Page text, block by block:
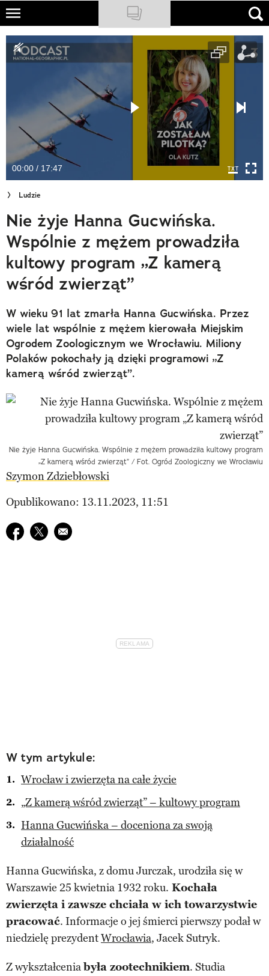
Skip
main
content
NATIONAL GEOGRAPHIC
TRAVELER
Sklep
Newsletter
Cuda Polski
Wielki Konkurs Fotograficzny
Trendbook Podróżniczy
Polecane
00:00 / 17:47
Ludzie
Nie żyje Hanna Gucwińska.
Wspólnie z mężem prowadziła
kultowy program „Z kamerą
wśród zwierząt”
W wieku 91 lat zmarła Hanna Gucwińska. Przez
wiele lat wspólnie z mężem kierowała Miejskim
Ogrodem Zoologicznym we Wrocławiu. Miliony
Polaków pokochały ją dzięki programowi „Z
kamerą wśród zwierząt”.
Nie żyje Hanna Gucwińska. Wspólnie z mężem prowadziła kultowy program
„Z kamerą wśród zwierząt” / Fot. Ogród Zoologiczny we Wrocławiu
Szymon Zdziebłowski
Opublikowano: 13.11.2023, 11:51
Udostępnij na facebook
Udostępnij na twitter
E-mail do przyjaciela
W tym artykule:
Wrocław i zwierzęta na całe życie
„Z kamerą wśród zwierząt” – kultowy program
Hanna Gucwińska – doceniona za swoją
działalność
Hanna Gucwińska, z domu Jurczak, urodziła się w
Warszawie 25 kwietnia 1932 roku. Kochała
zwierzęta i zawsze chciała w ich towarzystwie
pracować. Informacje o jej śmierci pierwszy podał w
niedzielę prezydentWrocławia, Jacek Sutryk.
Z wykształceniabyła zootechnikiem. Studia